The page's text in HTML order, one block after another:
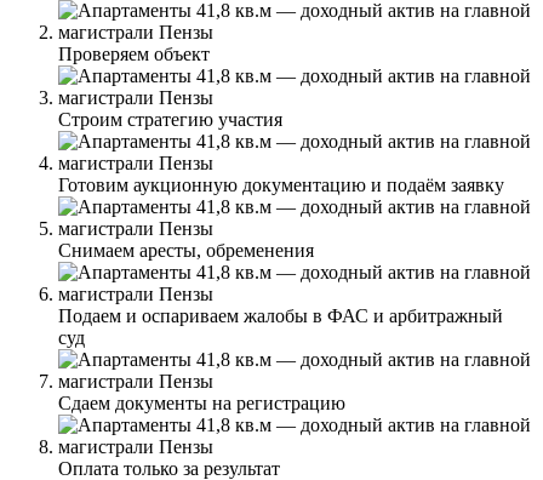
Проверяем объект
Строим стратегию участия
Готовим аукционную документацию и подаём заявку
Снимаем аресты, обременения
Подаем и оспариваем жалобы в ФАС и арбитражный
суд
Сдаем документы на регистрацию
Оплата только за результат